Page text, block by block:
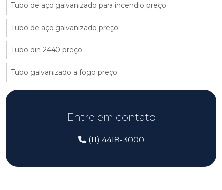
Tubo de aço galvanizado para incendio preço
Tubo de aço galvanizado preço
Tubo din 2440 preço
Tubo galvanizado a fogo preço
Entre em contato
(11) 4418-3000